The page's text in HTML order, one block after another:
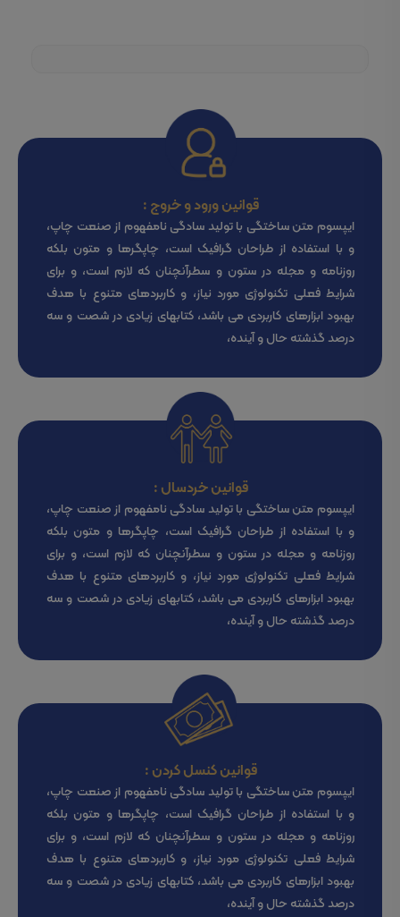
قوانین ورود و خروج :
ایپسوم متن ساختگی با تولید سادگی نامفهوم از صنعت چاپ،
و با استفاده از طراحان گرافیک است، چاپگرها و متون بلکه
روزنامه و مجله در ستون و سطرآنچنان که لازم است، و برای
شرایط فعلی تکنولوژی مورد نیاز، و کاربردهای متنوع با هدف
بهبود ابزارهای کاربردی می باشد، کتابهای زیادی در شصت و سه
درصد گذشته حال و آینده،
قوانین خردسال :
ایپسوم متن ساختگی با تولید سادگی نامفهوم از صنعت چاپ،
و با استفاده از طراحان گرافیک است، چاپگرها و متون بلکه
روزنامه و مجله در ستون و سطرآنچنان که لازم است، و برای
شرایط فعلی تکنولوژی مورد نیاز، و کاربردهای متنوع با هدف
بهبود ابزارهای کاربردی می باشد، کتابهای زیادی در شصت و سه
درصد گذشته حال و آینده،
قوانین کنسل کردن :
ایپسوم متن ساختگی با تولید سادگی نامفهوم از صنعت چاپ،
و با استفاده از طراحان گرافیک است، چاپگرها و متون بلکه
روزنامه و مجله در ستون و سطرآنچنان که لازم است، و برای
شرایط فعلی تکنولوژی مورد نیاز، و کاربردهای متنوع با هدف
بهبود ابزارهای کاربردی می باشد، کتابهای زیادی در شصت و سه
درصد گذشته حال و آینده،